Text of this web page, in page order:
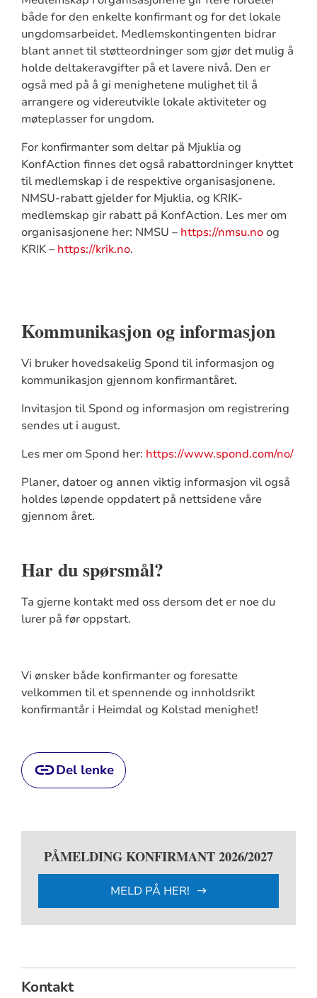
både for den enkelte konfirmant og for det lokale
ungdomsarbeidet. Medlemskontingenten bidrar
blant annet til støtteordninger som gjør det mulig å
holde deltakeravgifter på et lavere nivå. Den er
også med på å gi menighetene mulighet til å
arrangere og videreutvikle lokale aktiviteter og
møteplasser for ungdom.
For konfirmanter som deltar på Mjuklia og
KonfAction finnes det også rabattordninger knyttet
til medlemskap i de respektive organisasjonene.
NMSU-rabatt gjelder for Mjuklia, og KRIK-
medlemskap gir rabatt på KonfAction. Les mer om
organisasjonene her: NMSU – https://nmsu.noog
KRIK – https://krik.no.
Kommunikasjon og informasjon
Vi bruker hovedsakelig Spond til informasjon og
kommunikasjon gjennom konfirmantåret.
Invitasjon til Spond og informasjon om registrering
sendes ut i august.
Les mer om Spond her: https://www.spond.com/no/
Planer, datoer og annen viktig informasjon vil også
holdes løpende oppdatert på nettsidene våre
gjennom året.
Har du spørsmål?
Ta gjerne kontakt med oss dersom det er noe du
lurer på før oppstart.
Vi ønsker både konfirmanter og foresatte
velkommen til et spennende og innholdsrikt
konfirmantår i Heimdal og Kolstad menighet!
Del lenke
PÅMELDING KONFIRMANT 2026/2027
MELD PÅ HER!
Kontakt